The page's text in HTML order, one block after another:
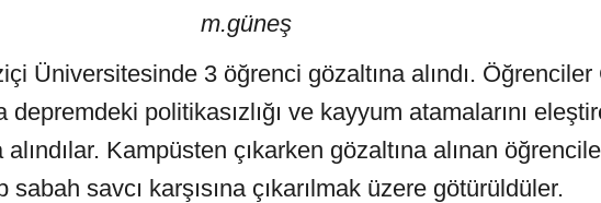
m.güneş
Üniversitesinde 3 öğrenci gözaltına alındı. Öğrenciler
depremdeki politikasızlığı ve kayyum atamalarını
alındılar. Kampüsten çıkarken gözaltına alınan
savcı karşısına çıkarılmak üzere götürüldüler.